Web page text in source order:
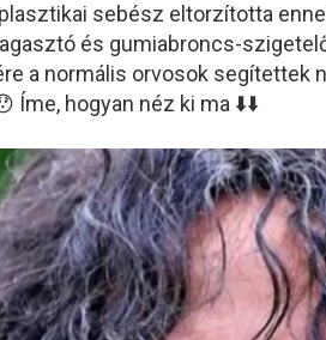
sebész eltorzította
és gumiabroncs-
a normális orvosok segítettek
Íme, hogyan néz ki ma ⬇️⬇️